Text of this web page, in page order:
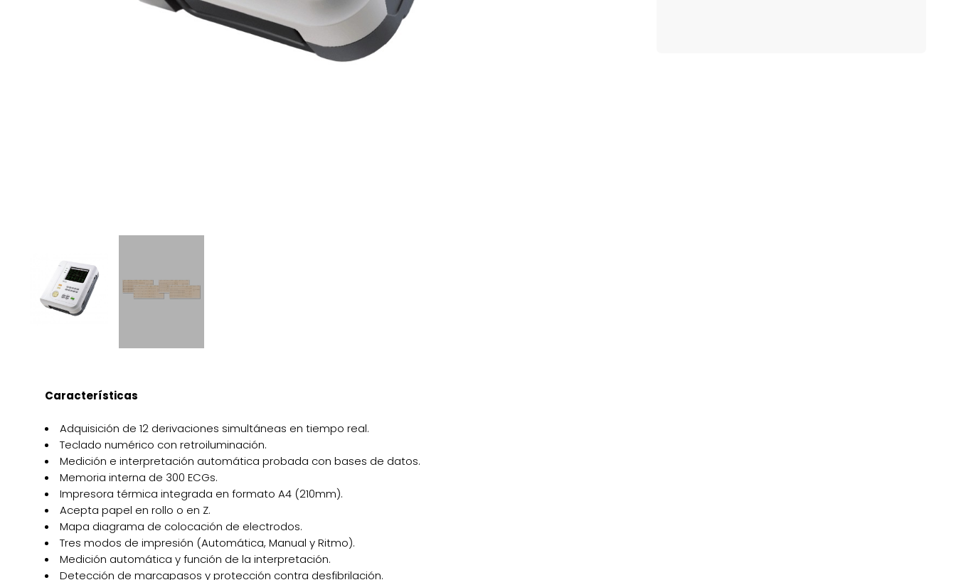
Características
Adquisición de 12 derivaciones simultáneas en tiempo real.
Teclado numérico con retroiluminación.
Medición e interpretación automática probada con bases de datos.
Memoria interna de 300 ECGs.
Impresora térmica integrada en formato A4 (210mm).
Acepta papel en rollo o en Z.
Mapa diagrama de colocación de electrodos.
Tres modos de impresión (Automática, Manual y Ritmo).
Medición automática y función de la interpretación.
Detección de marcapasos y protección contra desfibrilación.